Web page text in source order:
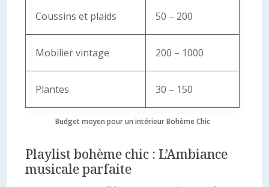
Budget moyen pour un intérieur Bohème Chic
Coussins et plaids 50 – 200
Mobilier vintage 200 – 1000
Plantes 30 – 150
Playlist bohème chic : L’Ambiance
musicale parfaite